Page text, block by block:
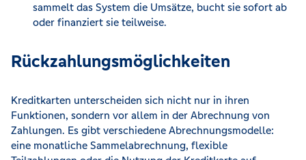
sammelt das System die Umsätze, bucht sie sofort ab
oder finanziert sie teilweise.
Rückzahlungsmöglichkeiten
Kreditkarten unterscheiden sich nicht nur in ihren
Funktionen, sondern vor allem in der Abrechnung von
Zahlungen. Es gibt verschiedene Abrechnungsmodelle:
eine monatliche Sammelabrechnung, flexible